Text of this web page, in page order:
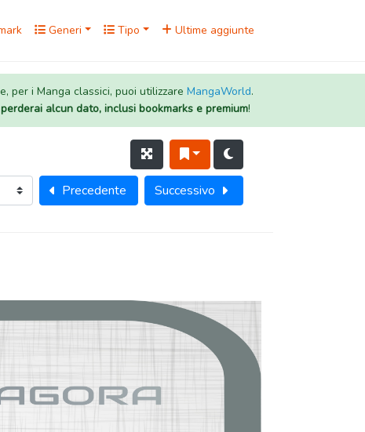
Generi Tipo Ultime aggiunte
per i Manga classici, puoi utilizzare MangaWorld.
alcun dato, inclusi bookmarks e premium!
Precedente Successivo